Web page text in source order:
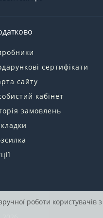
сертифікати
сайту
кабінет
замовлень
роботи